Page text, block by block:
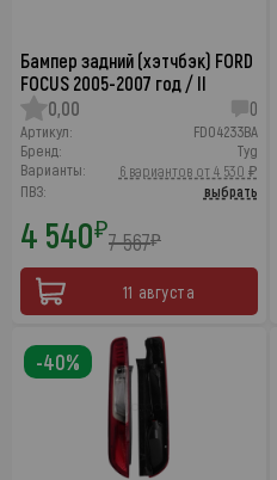
Бампер задний (хэтчбэк) FORD
FOCUS 2005-2007 год / II
0,00
0
Артикул:
FD04233BA
Бренд:
Tyg
Варианты:
6 вариантов от 4 530 ₽
ПВЗ:
выбрать
4 540₽7 567₽
11 августа
-40%